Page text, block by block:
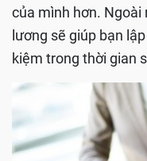
của mình hơn.
lương sẽ giúp bạn
kiệm trong thời gian